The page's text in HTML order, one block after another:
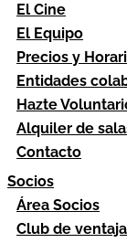
El Cine
El Equipo
Precios y
Entidades
Hazte
Alquiler de
Contacto
Socios
Área Socios
Club de